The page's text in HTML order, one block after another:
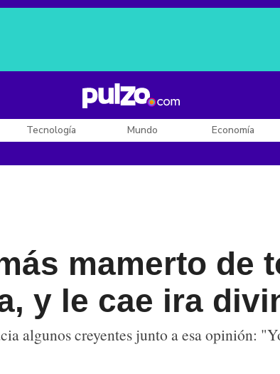
Posesión de De la Espriella
Tecnología Mundo Economía
mamerto de
y le cae ira
algunos creyentes junto a esa opinión: